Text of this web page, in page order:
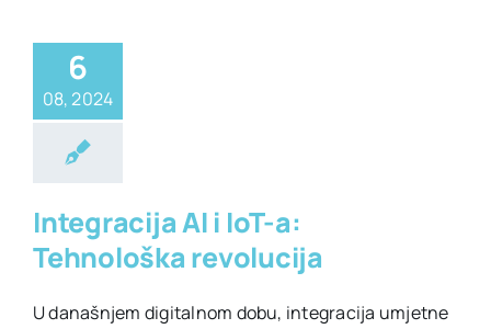
6
08, 2024
Tehnologija
Integracija AI i IoT-a:
Tehnološka revolucija
U današnjem digitalnom dobu, integracija umjetne